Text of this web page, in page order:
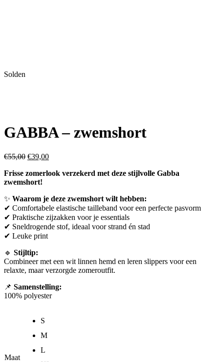
Solden
GABBA – zwemshort
€55,00 €39,00
Frisse zomerlook verzekerd met deze stijlvolle Gabba
zwemshort!
✨ Waarom je deze zwemshort wilt hebben:
✔ Comfortabele elastische tailleband voor een perfecte pasvorm
✔ Praktische zijzakken voor je essentials
✔ Sneldrogende stof, ideaal voor strand én stad
✔ Leuke print
🔹 Stijltip:
Combineer met een wit linnen hemd en leren slippers voor een
relaxte, maar verzorgde zomeroutfit.
📌 Samenstelling:
100% polyester
Maat
S
M
L